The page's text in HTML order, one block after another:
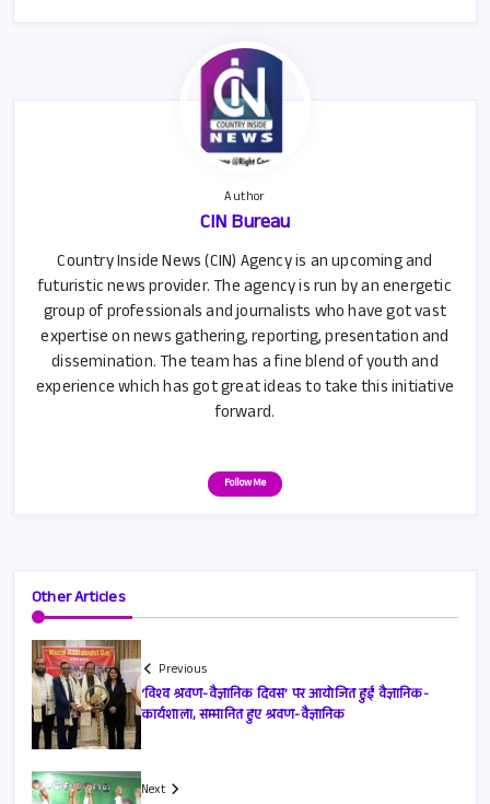
A
p
p
Author
CIN Bureau
Country Inside News (CIN) Agency is an upcoming and
futuristic news provider. The agency is run by an energetic
group of professionals and journalists who have got vast
expertise on news gathering, reporting, presentation and
dissemination. The team has a fine blend of youth and
experience which has got great ideas to take this initiative
forward.
Follow Me
Other Articles
Previous
‘विश्व श्रवण-वैज्ञानिक दिवस’ पर आयोजित हुई वैज्ञानिक-
कार्यशाला, सम्मानित हुए श्रवण-वैज्ञानिक
Next